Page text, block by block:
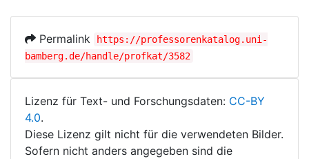
Permalink
https://professorenkatalog.uni-
bamberg.de/handle/profkat/3582
Lizenz für Text- und Forschungsdaten: CC-BY
4.0.
Diese Lizenz gilt nicht für die verwendeten Bilder.
Sofern nicht anders angegeben sind die